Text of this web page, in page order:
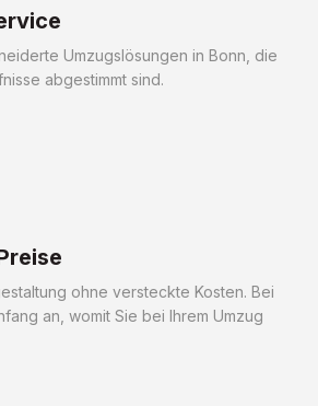
Umzugslösungen in Bonn, die
abgestimmt sind.
ohne versteckte Kosten. Bei
an, womit Sie bei Ihrem Umzug